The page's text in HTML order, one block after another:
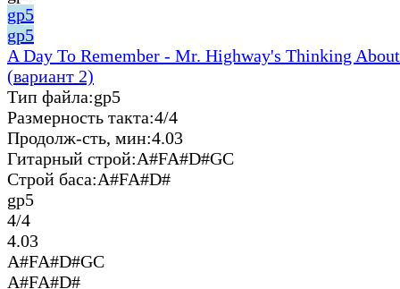
gp5
gp5
A Day To Remember - Mr. Highway's Thinking
(вариант 2)
Тип файла:gp5
Размерность такта:4/4
Продолж-сть, мин:4.03
Гитарный строй:A#FA#D#GC
Строй баса:A#FA#D#
gp5
4/4
4.03
A#FA#D#GC
A#FA#D#